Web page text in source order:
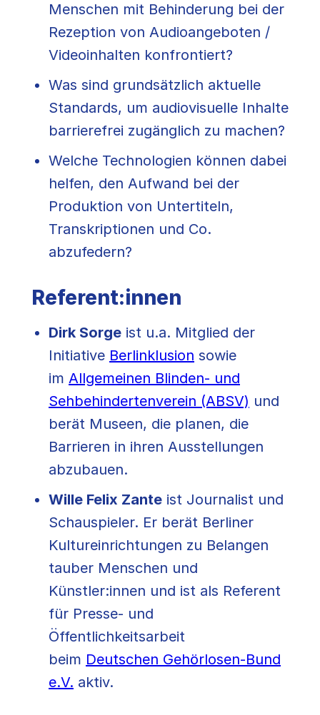
Menschen mit Behinderung bei der
Rezeption von Audioangeboten /
Videoinhalten konfrontiert?
Was sind grundsätzlich aktuelle
Standards, um audiovisuelle Inhalte
barrierefrei zugänglich zu machen?
Welche Technologien können dabei
helfen, den Aufwand bei der
Produktion von Untertiteln,
Transkriptionen und Co.
abzufedern?
Referent:innen
Dirk Sorge ist u.a. Mitglied der
Initiative Berlinklusion sowie
im Allgemeinen Blinden- und
Sehbehindertenverein (ABSV) und
berät Museen, die planen, die
Barrieren in ihren Ausstellungen
abzubauen.
Wille Felix Zante ist Journalist und
Schauspieler. Er berät Berliner
Kultureinrichtungen zu Belangen
tauber Menschen und
Künstler:innen und ist als Referent
für Presse- und
Öffentlichkeitsarbeit
beim Deutschen Gehörlosen-Bund
e.V. aktiv.